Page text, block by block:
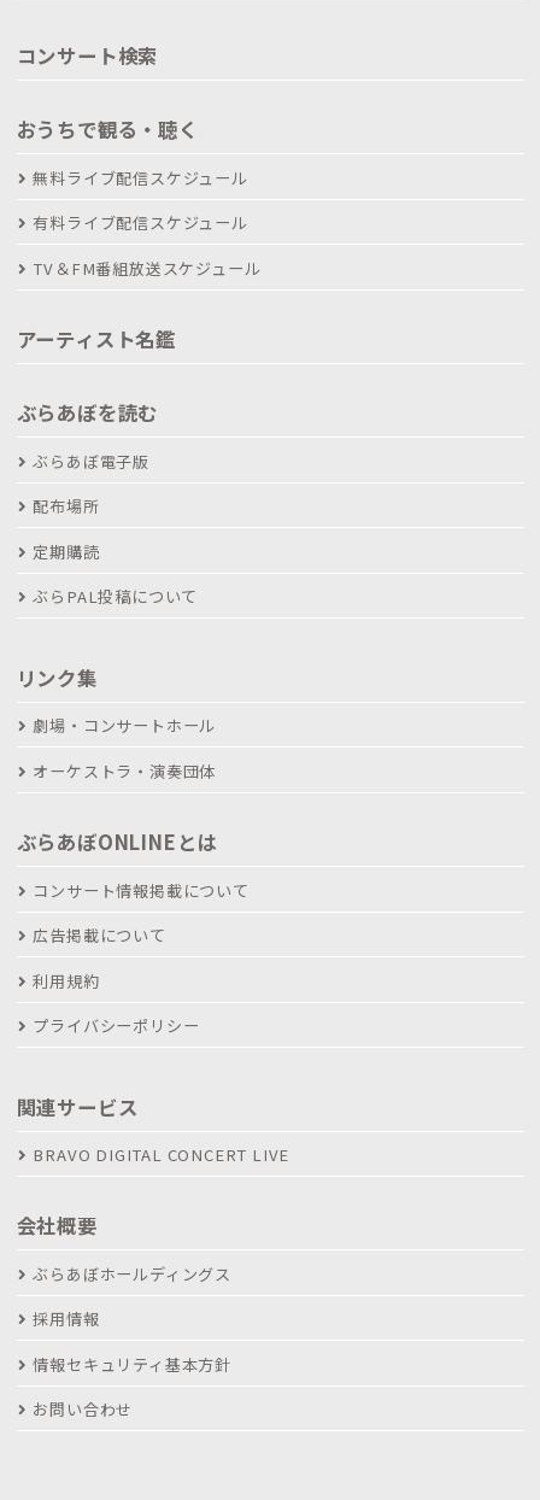
コンサート検索
おうちで観る・聴く
無料ライブ配信スケジュール
有料ライブ配信スケジュール
TV＆FM番組放送スケジュール
アーティスト名鑑
ぶらあぼを読む
ぶらあぼ電子版
配布場所
定期購読
ぶらPAL投稿について
リンク集
劇場・コンサートホール
オーケストラ・演奏団体
ぶらあぼONLINEとは
コンサート情報掲載について
広告掲載について
利用規約
プライバシーポリシー
関連サービス
BRAVO DIGITAL CONCERT LIVE
会社概要
ぶらあぼホールディングス
採用情報
情報セキュリティ基本方針
お問い合わせ